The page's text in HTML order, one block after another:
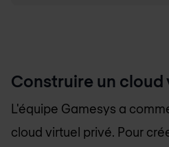
Construire un cloud
L'équipe Gamesys a
cloud virtuel privé. Pour